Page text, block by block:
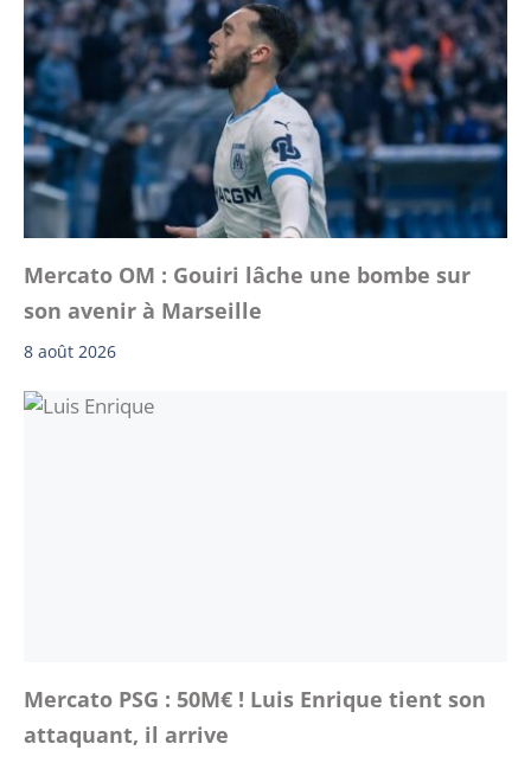
Mercato OM : Gouiri lâche une bombe sur
son avenir à Marseille
8 août 2026
Mercato PSG : 50M€ ! Luis Enrique tient son
attaquant, il arrive